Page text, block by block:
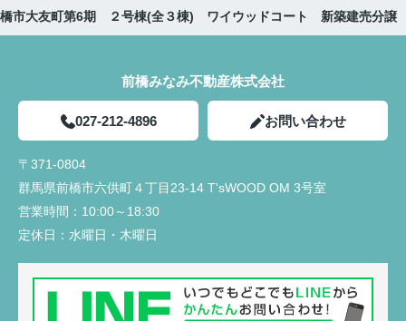
橋市大友町第6期 ２号棟(全３棟) ワイウッドコート 新築建売分譲
前橋みなみ不動産株式会社
027-212-4896 お問い合わせ
〒371-0804
群馬県前橋市六供町４丁目23‐14 T'sWOOD OM 3号室
営業時間： 10:00～18:30
定休日： 水曜日・木曜日